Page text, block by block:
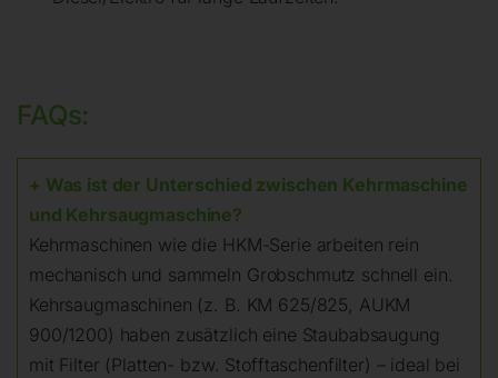
FAQs:
+ Was ist der Unterschied zwischen Kehrmaschine
und Kehrsaugmaschine?
Kehrmaschinen wie die HKM-Serie arbeiten rein
mechanisch und sammeln Grobschmutz schnell ein.
Kehrsaugmaschinen (z. B. KM 625/825, AUKM
900/1200) haben zusätzlich eine Staubabsaugung
mit Filter (Platten- bzw. Stofftaschenfilter) – ideal bei